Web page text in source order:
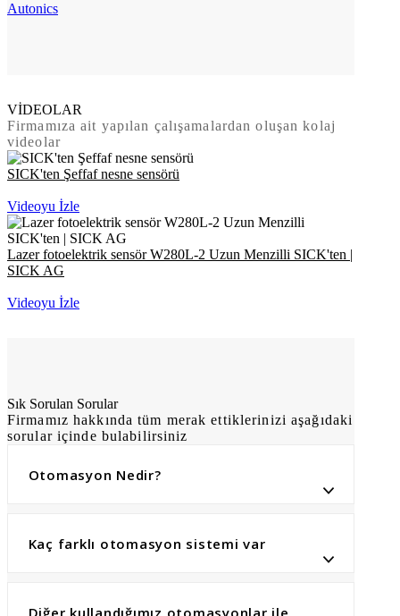
Autonics
VİDEOLAR
Firmamıza ait yapılan çalışamalardan oluşan kolaj
videolar
SICK'ten Şeffaf nesne sensörü
Videoyu İzle
Lazer fotoelektrik sensör W280L-2 Uzun Menzilli SICK'ten |
SICK AG
Videoyu İzle
Sık Sorulan Sorular
Firmamız hakkında tüm merak ettiklerinizi aşağıdaki
sorular içinde bulabilirsiniz
Otomasyon Nedir?
Kaç farklı otomasyon sistemi var
Diğer kullandığımız otomasyonlar ile